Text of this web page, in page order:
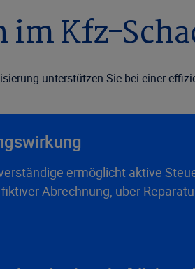
im Kfz-
unterstützen Sie bei einer
ermöglicht aktive
Abrechnung, über